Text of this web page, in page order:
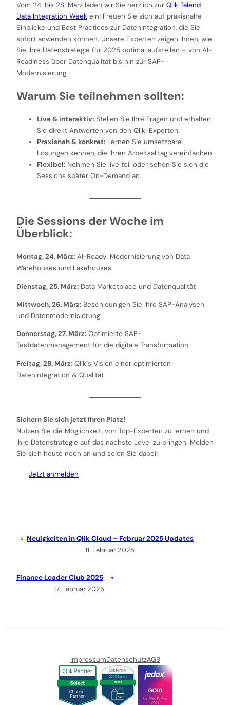
Vom 24. bis 28. März laden wir Sie herzlich zur Qlik Talend
Data Integration Week ein! Freuen Sie sich auf praxisnahe
Einblicke und Best Practices zur Datenintegration, die Sie
sofort anwenden können. Unsere Experten zeigen Ihnen, wie
Sie Ihre Datenstrategie für 2025 optimal aufstellen – von AI-
Readiness über Datenqualität bis hin zur SAP-
Modernisierung.
Warum Sie teilnehmen sollten:
Live & interaktiv: Stellen Sie Ihre Fragen und erhalten
Sie direkt Antworten von den Qlik-Experten.
Praxisnah & konkret: Lernen Sie umsetzbare
Lösungen kennen, die Ihren Arbeitsalltag vereinfachen.
Flexibel: Nehmen Sie live teil oder sehen Sie sich die
Sessions später On-Demand an.
Die Sessions der Woche im
Überblick:
Montag, 24. März: AI-Ready: Modernisierung von Data
Warehouses und Lakehouses
Dienstag, 25. März: Data Marketplace und Datenqualität
Mittwoch, 26. März: Beschleunigen Sie Ihre SAP-Analysen
und Datenmodernisierung
Donnerstag, 27. März: Optimierte SAP-
Testdatenmanagement für die digitale Transformation
Freitag, 28. März: Qlik´s Vision einer optimierten
Datenintegration & Qualität
Sichern Sie sich jetzt Ihren Platz!
Nutzen Sie die Möglichkeit, von Top-Experten zu lernen und
Ihre Datenstrategie auf das nächste Level zu bringen. Melden
Sie sich heute noch an und seien Sie dabei!
Jetzt anmelden
Neuigkeiten in Qlik Cloud – Februar 2025 Updates
11. Februar 2025
Finance Leader Club 2025
17. Februar 2025
ImpressumDatenschutzAGB